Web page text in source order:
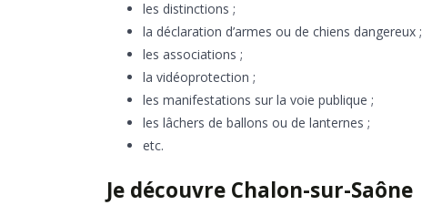
les distinctions ;
la déclaration d’armes ou de chiens dangereux ;
les associations ;
la vidéoprotection ;
les manifestations sur la voie publique ;
les lâchers de ballons ou de lanternes ;
etc.
Je découvre Chalon-sur-Saône